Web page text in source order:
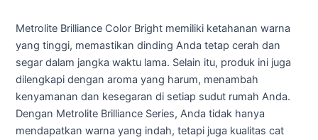
Metrolite Brilliance Color Bright memiliki ketahanan warna
yang tinggi, memastikan dinding Anda tetap cerah dan
segar dalam jangka waktu lama. Selain itu, produk ini juga
dilengkapi dengan aroma yang harum, menambah
kenyamanan dan kesegaran di setiap sudut rumah Anda.
Dengan Metrolite Brilliance Series, Anda tidak hanya
mendapatkan warna yang indah, tetapi juga kualitas cat